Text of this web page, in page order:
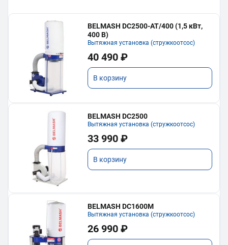
BELMASH DC2500-AT/400 (1,5 кВт,
400 В)
Вытяжная установка (стружкоотсос)
40 490 ₽
В корзину
BELMASH DC2500
Вытяжная установка (стружкоотсос)
33 990 ₽
В корзину
BELMASH DC1600M
Вытяжная установка (стружкоотсос)
26 990 ₽